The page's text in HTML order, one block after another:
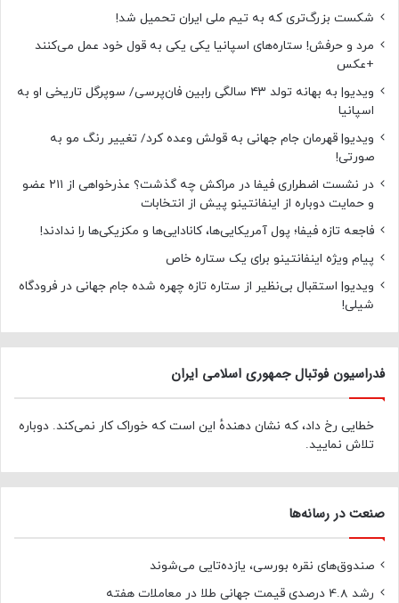
شکست بزرگ‌تری که به تیم ملی ایران تحمیل شد!
مرد و حرفش! ستاره‌های اسپانیا یکی یکی به قول خود عمل می‌کنند
+عکس
ویدیو| به بهانه تولد ۴۳ سالگی رابین فان‌پرسی/ سوپرگل تاریخی او به
اسپانیا
ویدیو| قهرمان جام جهانی به قولش وعده کرد/ تغییر رنگ مو به
صورتی!
در نشست اضطراری فیفا در مراکش چه گذشت؟ عذرخواهی از ۲۱۱ عضو
و حمایت دوباره از اینفانتینو پیش از انتخابات
فاجعه تازه فیفا؛ پول آمریکایی‌ها، کانادایی‌ها و مکزیکی‌ها را ندادند!
پیام ویژه اینفانتینو برای یک ستاره خاص
ویدیو| استقبال بی‌نظیر از ستاره تازه چهره شده جام جهانی در فرودگاه
شیلی!
فدراسیون فوتبال جمهوری اسلامی ایران
خطایی رخ داد، که نشان دهندهٔ این است که خوراک کار نمی‌کند. دوباره
تلاش نمایید.
صنعت در رسانه‌ها
صندوق‌های نقره بورسی، یازده‌تایی می‌شوند
رشد 4.8 درصدی قیمت جهانی طلا در معاملات هفته